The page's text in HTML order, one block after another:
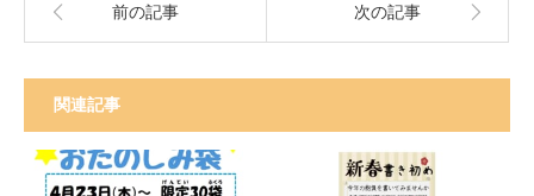
前の記事 次の記事
関連記事